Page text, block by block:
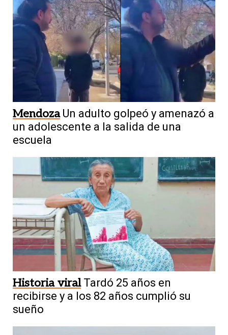
Mendoza Un adulto golpeó y amenazó a
un adolescente a la salida de una
escuela
Historia viral Tardó 25 años en
recibirse y a los 82 años cumplió su
sueño